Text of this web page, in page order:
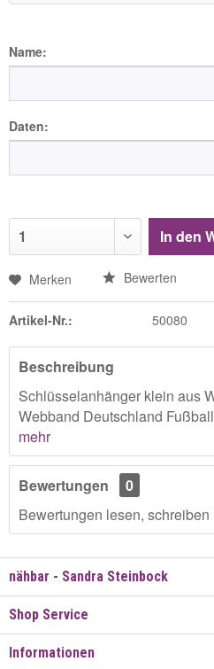
Name:
Daten:
In den
Merken Bewerten
Artikel-Nr.: 50080
Beschreibung
Schlüsselanhänger klein aus
Webband Deutschland
mehr
Bewertungen
0
Bewertungen lesen,
nähbar - Sandra Steinbock
Shop Service
Informationen